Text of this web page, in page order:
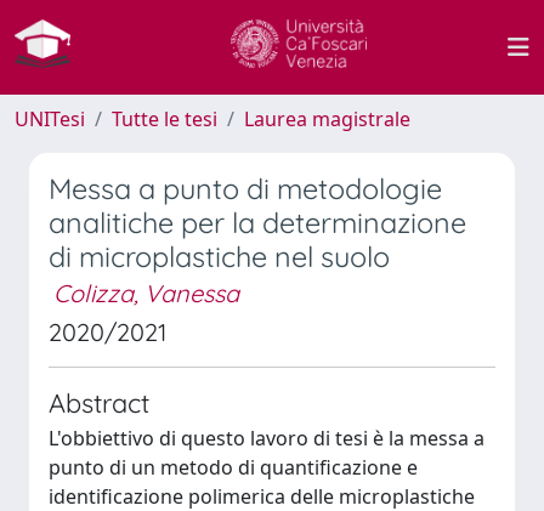
UNITesi Tutte le tesi Laurea magistrale
Messa a punto di metodologie
analitiche per la determinazione
di microplastiche nel suolo
Colizza, Vanessa
2020/2021
Abstract
L'obbiettivo di questo lavoro di tesi è la messa a
punto di un metodo di quantificazione e
identificazione polimerica delle microplastiche